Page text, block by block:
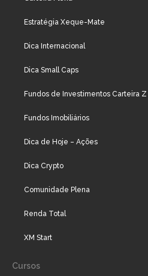
Estratégia Xeque-Mate
Dica Internacional
Dica Small Caps
Fundos de Investimentos Carteira Z
Fundos Imobiliários
Dica de Hoje – Ações
Dica Crypto
Comunidade Plena
Renda Total
XM Start
Cursos